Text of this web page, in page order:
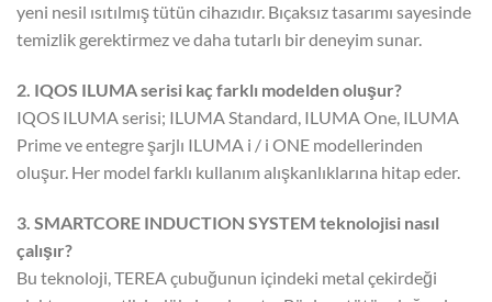
yeni nesil ısıtılmış tütün cihazıdır. Bıçaksız tasarımı sayesinde
temizlik gerektirmez ve daha tutarlı bir deneyim sunar.
2. IQOS ILUMA serisi kaç farklı modelden oluşur?
IQOS ILUMA serisi; ILUMA Standard, ILUMA One, ILUMA
Prime ve entegre şarjlı ILUMA i / i ONE modellerinden
oluşur. Her model farklı kullanım alışkanlıklarına hitap eder.
3. SMARTCORE INDUCTION SYSTEM teknolojisi nasıl
çalışır?
Bu teknoloji, TEREA çubuğunun içindeki metal çekirdeği